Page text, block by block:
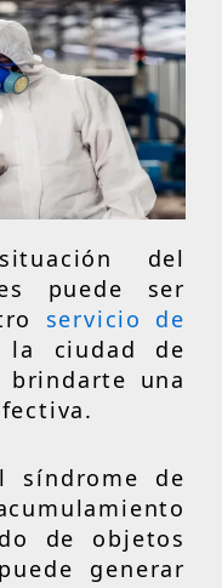
del
puede ser
servicio de
ciudad de
brindarte una
síndrome de
de objetos
generar